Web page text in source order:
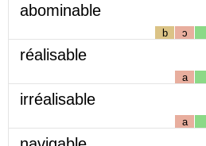
abominable
b ɔ
réalisable
a
irréalisable
a